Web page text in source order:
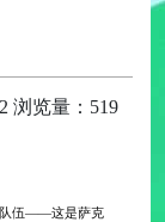
浏览量：519
队伍——这是萨克